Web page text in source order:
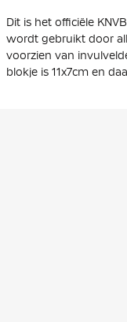
Dit is het officiële
wordt gebruikt door
voorzien van
blokje is 11x7cm en